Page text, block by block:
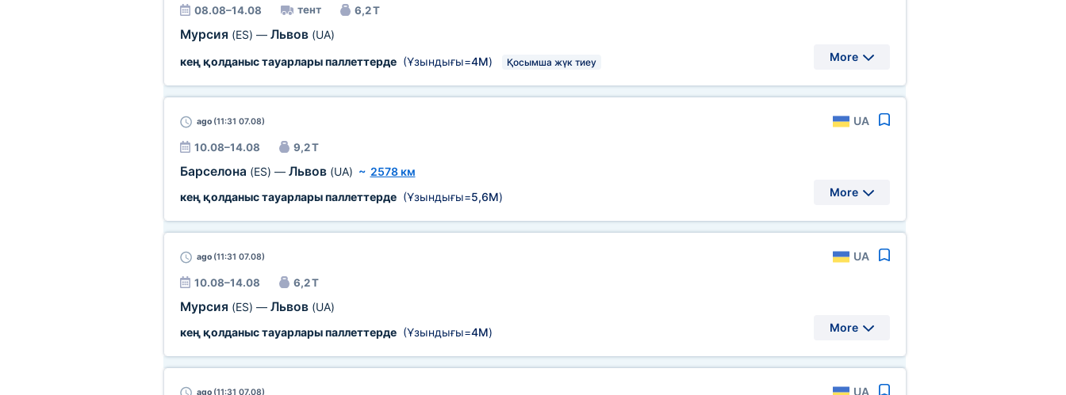
08.08–14.08 тент 6,2 Т
Мурсия (ES) — Львов (UA)
кең қолданыс тауарлары паллеттерде(Ұзындығы=4М) Қосымша жүк тиеу More
ago (11:31 07.08) UA
10.08–14.08 9,2 Т
Барселона (ES) — Львов (UA) ~ 2578 км
кең қолданыс тауарлары паллеттерде(Ұзындығы=5,6М) More
ago (11:31 07.08) UA
10.08–14.08 6,2 Т
Мурсия (ES) — Львов (UA)
кең қолданыс тауарлары паллеттерде(Ұзындығы=4М) More
ago (11:31 07.08) UA